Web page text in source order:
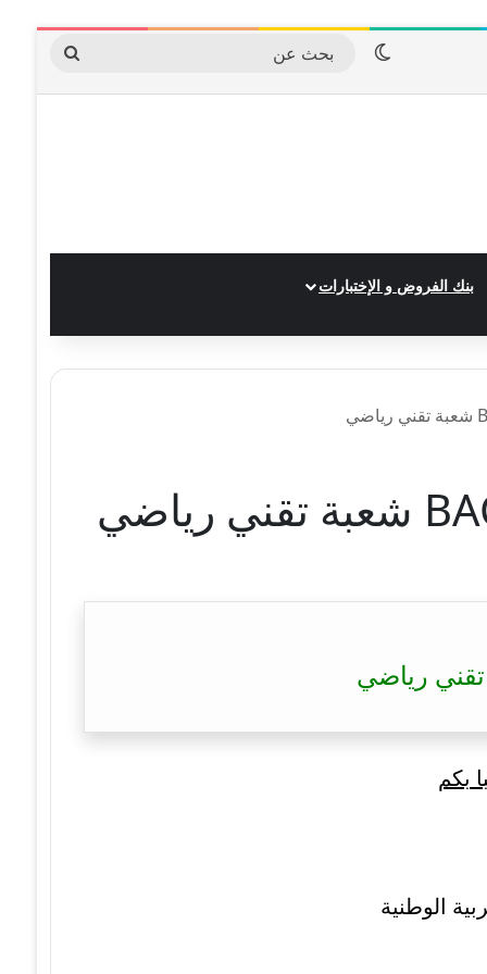
الوضع المظلم
بحث
عن
بنك الفروض و الإختبارات
بكم
الوطنية